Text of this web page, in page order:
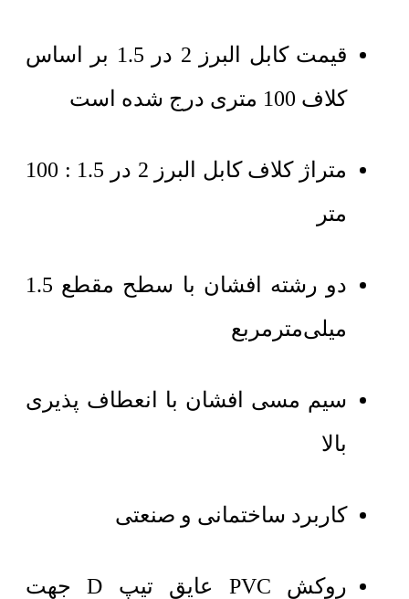
قیمت کابل البرز 2 در 1.5 بر اساس
کلاف 100 متری درج شده است
متراژ کلاف کابل البرز 2 در 1.5 : 100
متر
دو رشته افشان با سطح مقطع 1.5
میلی‌مترمربع
سیم مسی افشان با انعطاف پذیری
بالا
کاربرد ساختمانی و صنعتی
روکش PVC عایق تیپ D جهت